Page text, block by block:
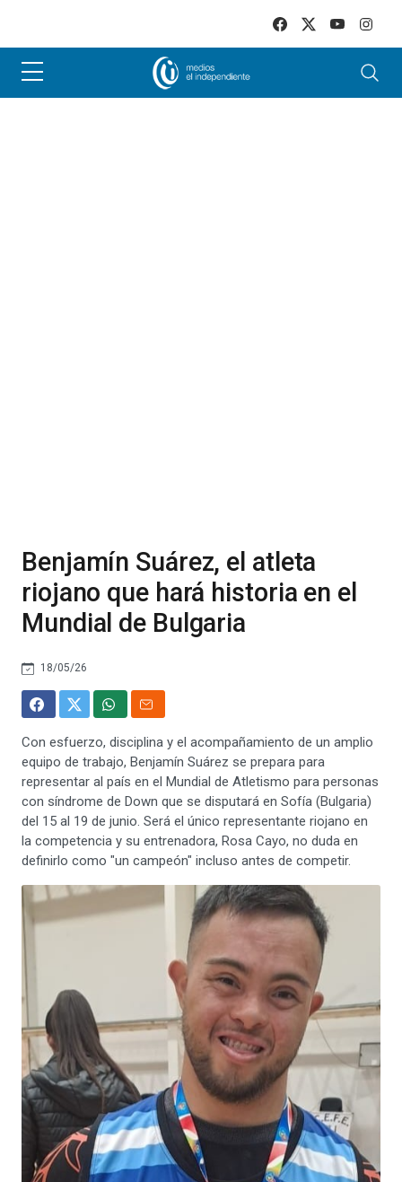
Benjamín Suárez, el atleta
riojano que hará historia en el
Mundial de Bulgaria
18/05/26
Con esfuerzo, disciplina y el acompañamiento de un amplio
equipo de trabajo, Benjamín Suárez se prepara para
representar al país en el Mundial de Atletismo para personas
con síndrome de Down que se disputará en Sofía (Bulgaria)
del 15 al 19 de junio. Será el único representante riojano en
la competencia y su entrenadora, Rosa Cayo, no duda en
definirlo como "un campeón" incluso antes de competir.